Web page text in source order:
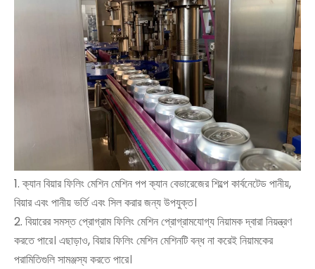
1. ক্যান বিয়ার ফিলিং মেশিন মেশিন পপ ক্যান বেভারেজের শিল্পে কার্বনেটেড পানীয়,
বিয়ার এবং পানীয় ভর্তি এবং সিল করার জন্য উপযুক্ত।
2. বিয়ারের সমস্ত প্রোগ্রাম ফিলিং মেশিন প্রোগ্রামযোগ্য নিয়ামক দ্বারা নিয়ন্ত্রণ
করতে পারে। এছাড়াও, বিয়ার ফিলিং মেশিন মেশিনটি বন্ধ না করেই নিয়ামকের
পরামিতিগুলি সামঞ্জস্য করতে পারে।